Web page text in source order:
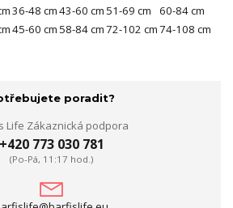
36-48 cm43-60 cm 51-69 cm
60-84 cm
45-60 cm 58-84 cm72-102 cm74-108 cm
poradit?
Life Zákaznická podpora
+420 773 030 781
(Po-Pá, 11:17 hod.)